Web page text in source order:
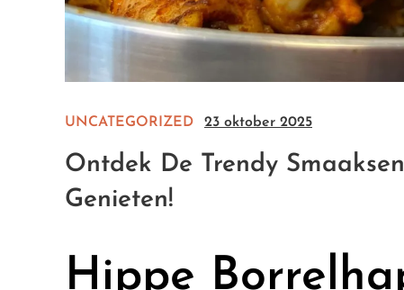
UNCATEGORIZED 23 oktober 2025
Ontdek De Trendy
Genieten!
Hippe